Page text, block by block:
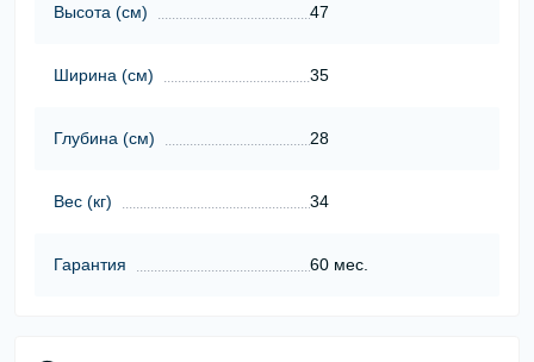
Высота (cм) 47
Ширина (cм) 35
Глубина (cм) 28
Вес (кг) 34
Гарантия 60 мес.